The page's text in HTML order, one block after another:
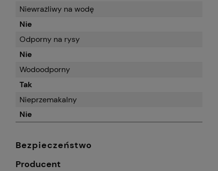
Niewrażliwy na wodę
Nie
Odporny na rysy
Nie
Wodoodporny
Tak
Nieprzemakalny
Nie
Bezpieczeństwo
Producent